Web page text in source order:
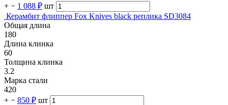
+ − 1 088 ₽ шт
Керамбит флиппер Fox Knives black реплика SD3084
Общая длина
180
Длина клинка
60
Толщина клинка
3.2
Марка стали
420
+ − 850 ₽ шт